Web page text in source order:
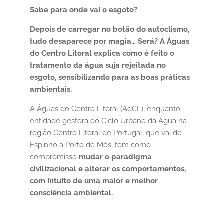
Sabe para onde vai o esgoto?
Depois de carregar no botão do autoclismo,
tudo desaparece por magia… Será? A Águas
do Centro Litoral explica como é feito o
tratamento da água suja rejeitada no
esgoto, sensibilizando para as boas práticas
ambientais.
A Águas do Centro Litoral (AdCL), enquanto
entidade gestora do Ciclo Urbano da Água na
região Centro Litoral de Portugal, que vai de
Espinho a Porto de Mós, tem como
compromisso mudar o paradigma
civilizacional e alterar os comportamentos,
com intuito de uma maior e melhor
consciência ambiental.